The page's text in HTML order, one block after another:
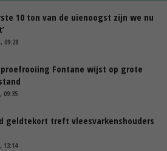
10 ton van de uienoogst zijn we nu
09:28
proefrooiing Fontane wijst op grote
09:35
geldtekort treft vleesvarkenshouders
13:14